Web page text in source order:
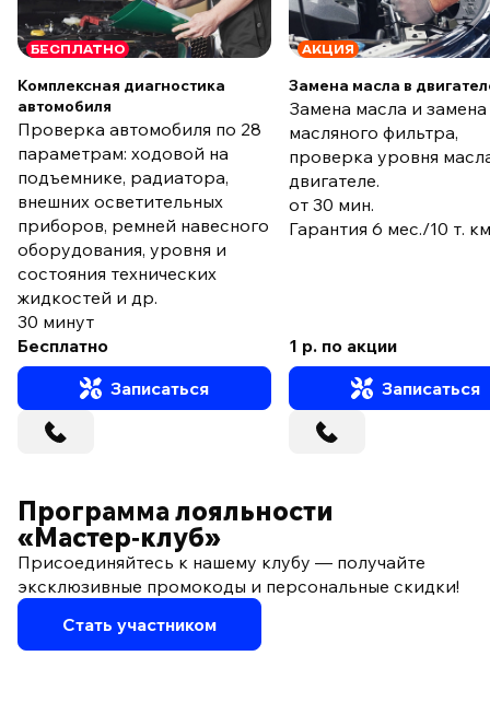
БЕСПЛАТНО
Комплексная диагностика
автомобиля
Проверка автомобиля по 28
параметрам: ходовой на
подъемнике, радиатора,
внешних осветительных
приборов, ремней навесного
оборудования, уровня и
состояния технических
жидкостей и др.
30 минут
Бесплатно
Записаться
АКЦИЯ
Замена масла в
Замена масла и замена
масляного фильтра,
проверка уровня
двигателе.
от 30 мин.
Гарантия 6 мес./10 т.
1 р. по акции
Записаться
Программа лояльности
«Мастер‑клуб»
Присоединяйтесь к нашему клубу — получайте
эксклюзивные промокоды и персональные скидки!
Стать участником